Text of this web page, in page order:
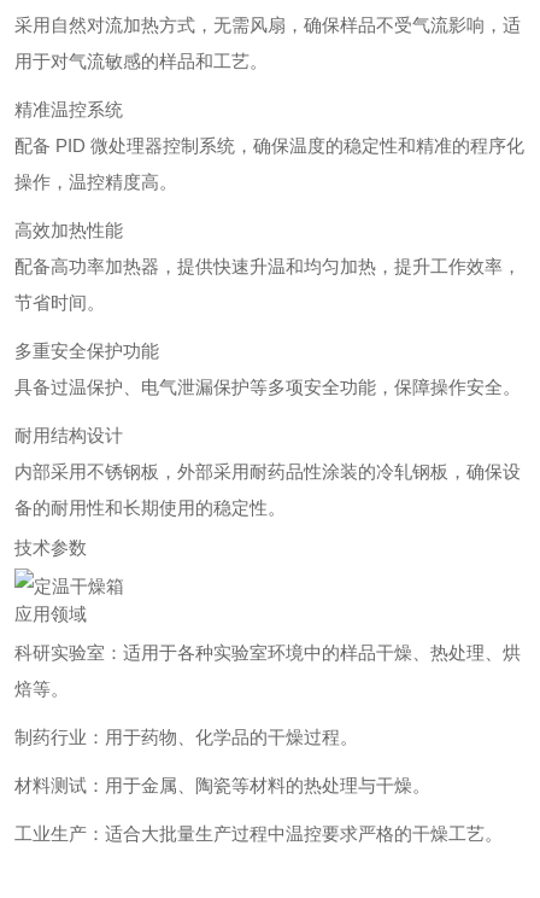
采用自然对流加热方式，无需风扇，确保样品不受气流影响，适
用于对气流敏感的样品和工艺。
精准温控系统
配备 PID 微处理器控制系统，确保温度的稳定性和精准的程序化
操作，温控精度高。
高效加热性能
配备高功率加热器，提供快速升温和均匀加热，提升工作效率，
节省时间。
多重安全保护功能
具备过温保护、电气泄漏保护等多项安全功能，保障操作安全。
耐用结构设计
内部采用不锈钢板，外部采用耐药品性涂装的冷轧钢板，确保设
备的耐用性和长期使用的稳定性。
技术参数
应用领域
科研实验室：适用于各种实验室环境中的样品干燥、热处理、烘
焙等。
制药行业：用于药物、化学品的干燥过程。
材料测试：用于金属、陶瓷等材料的热处理与干燥。
工业生产：适合大批量生产过程中温控要求严格的干燥工艺。